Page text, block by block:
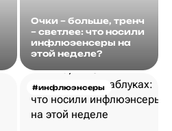
Очки – больше, тренч
– светлее: что носили
инфлюэенсеры на
этой неделе?
#инфлюэнсеры